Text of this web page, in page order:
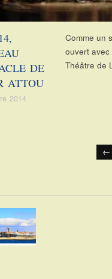
DE
ATTOU
2014
Comme un
ouvert avec
Théâtre de
←